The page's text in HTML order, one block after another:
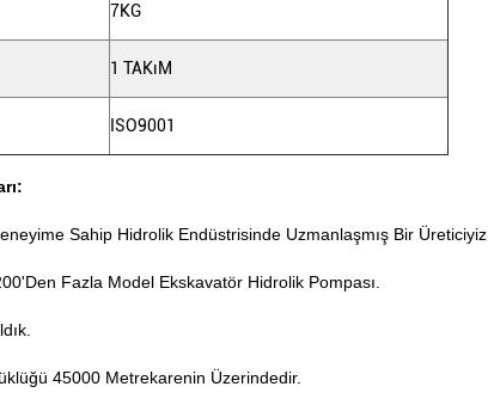
7KG
1 TAKıM
ISO9001
Sahip Hidrolik Endüstrisinde Uzmanlaşmış Bir Üreticiyiz.
Fazla Model Ekskavatör Hidrolik Pompası.
45000 Metrekarenin Üzerindedir.